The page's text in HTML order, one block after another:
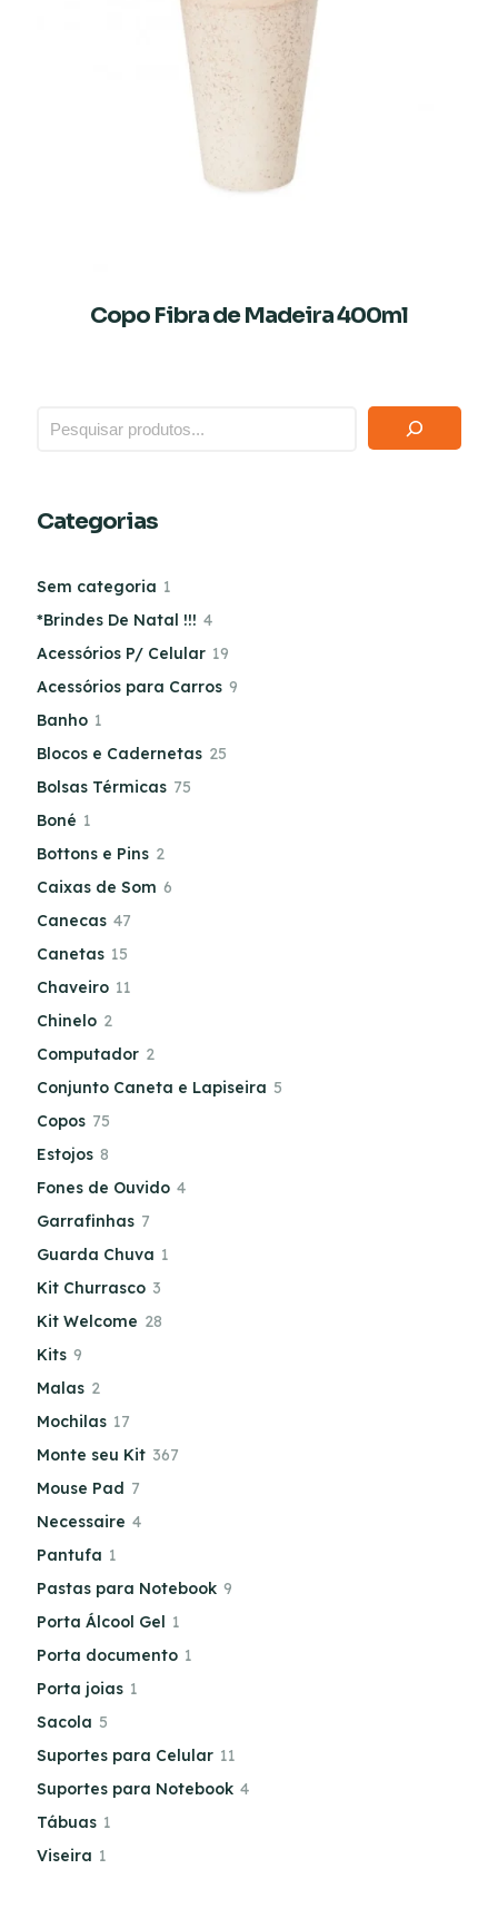
Copo Fibra de Madeira 400ml
Categorias
Sem categoria 1
*Brindes De Natal !!! 4
Acessórios P/ Celular 19
Acessórios para Carros 9
Banho 1
Blocos e Cadernetas 25
Bolsas Térmicas 75
Boné 1
Bottons e Pins 2
Caixas de Som 6
Canecas 47
Canetas 15
Chaveiro 11
Chinelo 2
Computador 2
Conjunto Caneta e Lapiseira 5
Copos 75
Estojos 8
Fones de Ouvido 4
Garrafinhas 7
Guarda Chuva 1
Kit Churrasco 3
Kit Welcome 28
Kits 9
Malas 2
Mochilas 17
Monte seu Kit 367
Mouse Pad 7
Necessaire 4
Pantufa 1
Pastas para Notebook 9
Porta Álcool Gel
1
Porta documento 1
Porta joias 1
Sacola 5
Suportes para Celular 11
Suportes para Notebook 4
Tábuas 1
Viseira 1